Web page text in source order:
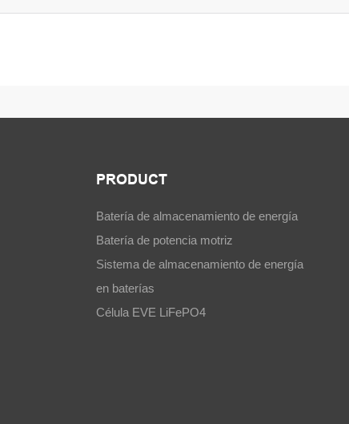
PRODUCT
Batería de almacenamiento de energía
Batería de potencia motriz
Sistema de almacenamiento de energía
en baterías
Célula EVE LiFePO4